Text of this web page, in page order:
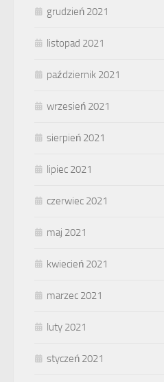
grudzień 2021
listopad 2021
październik 2021
wrzesień 2021
sierpień 2021
lipiec 2021
czerwiec 2021
maj 2021
kwiecień 2021
marzec 2021
luty 2021
styczeń 2021